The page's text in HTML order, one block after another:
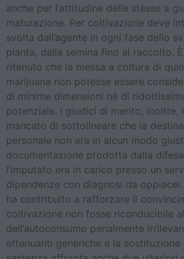
anche per l’attitudine delle stesse a
maturazione. Per coltivazione deve
svolta dall’agente in ogni fase dello
pianta, dalla semina fino al raccolto.
ritenuto che la messa a coltura di
marijuana non potesse essere
di minime dimensioni né di
potenziale. I giudici di merito, inoltre,
mancato di sottolineare che la
personale non era in alcun modo
documentazione prodotta dalla
l’imputato era in carico presso un
dipendenze con diagnosi da
ha contribuito a rafforzare il
coltivazione non fosse riconducibile
dell’autoconsumo penalmente
attenuanti generiche e la sostituzione